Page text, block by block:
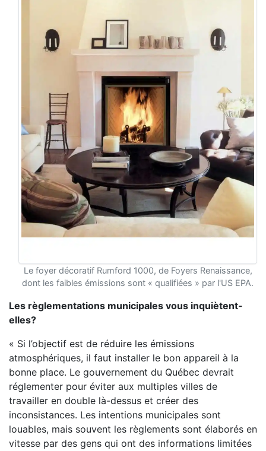
Le foyer décoratif Rumford 1000, de Foyers Renaissance,
dont les faibles émissions sont « qualifiées » par l'US EPA.
Les règlementations municipales vous inquiètent-
elles?
« Si l’objectif est de réduire les émissions
atmosphériques, il faut installer le bon appareil à la
bonne place. Le gouvernement du Québec devrait
réglementer pour éviter aux multiples villes de
travailler en double là-dessus et créer des
inconsistances. Les intentions municipales sont
louables, mais souvent les règlements sont élaborés en
vitesse par des gens qui ont des informations limitées